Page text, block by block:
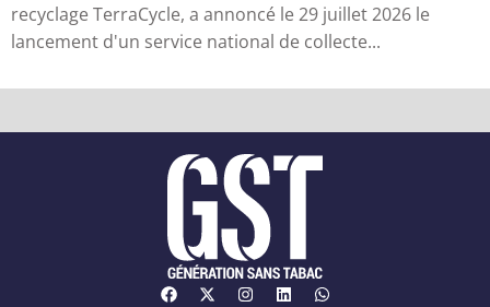
recyclage TerraCycle, a annoncé le 29 juillet 2026 le
lancement d'un service national de collecte...